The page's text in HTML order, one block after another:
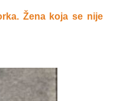
Žena koja se nije